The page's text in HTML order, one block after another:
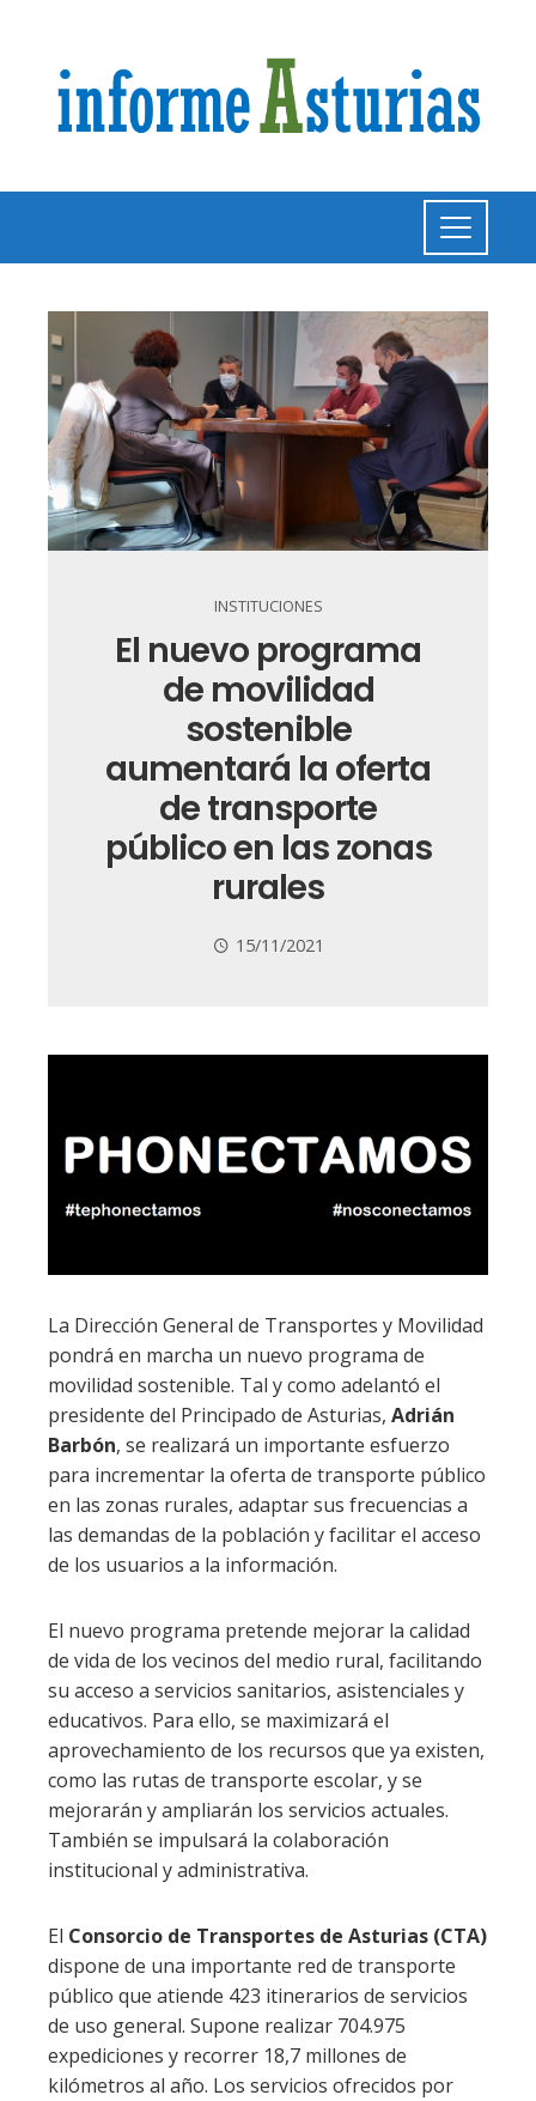
INSTITUCIONES
El nuevo programa
de movilidad
sostenible
aumentará la oferta
de transporte
público en las zonas
rurales
15/11/2021
La Dirección General de Transportes y Movilidad
pondrá en marcha un nuevo programa de
movilidad sostenible. Tal y como adelantó el
presidente del Principado de Asturias, Adrián
Barbón, se realizará un importante esfuerzo
para incrementar la oferta de transporte público
en las zonas rurales, adaptar sus frecuencias a
las demandas de la población y facilitar el acceso
de los usuarios a la información.
El nuevo programa pretende mejorar la calidad
de vida de los vecinos del medio rural, facilitando
su acceso a servicios sanitarios, asistenciales y
educativos. Para ello, se maximizará el
aprovechamiento de los recursos que ya existen,
como las rutas de transporte escolar, y se
mejorarán y ampliarán los servicios actuales.
También se impulsará la colaboración
institucional y administrativa.
El Consorcio de Transportes de Asturias (CTA)
dispone de una importante red de transporte
público que atiende 423 itinerarios de servicios
de uso general. Supone realizar 704.975
expediciones y recorrer 18,7 millones de
kilómetros al año. Los servicios ofrecidos por